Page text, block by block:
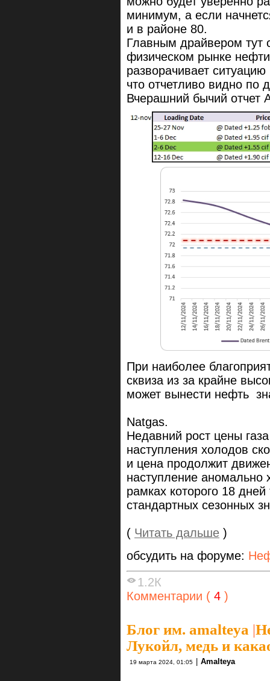
минимум, а если
и в районе 80.
Главным драйвером тут
физическом рынке
разворачивает
что отчетливо видно по
Вчерашний бычий отчет
При наиболее
сквиза из за крайне
может вынести нефть
Natgas.
Недавний рост цены
наступления холодов
и цена продолжит
наступление аномально
рамках которого 18
стандартных сезонных
( Читать дальше )
обсудить на форуме:
1.2К
Комментарии ( 4 )
Блог им. amalteya |
Лукойл, медь и
19 марта 2024, 01:05 Amalteya